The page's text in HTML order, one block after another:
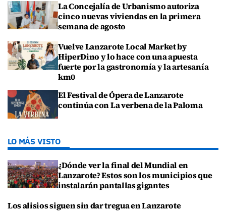
La Concejalía de Urbanismo autoriza
cinco nuevas viviendas en la primera
semana de agosto
Vuelve Lanzarote Local Market by
HiperDino y lo hace con una apuesta
fuerte por la gastronomía y la artesanía
km0
El Festival de Ópera de Lanzarote
continúa con La verbena de la Paloma
LO MÁS VISTO
¿Dónde ver la final del Mundial en
Lanzarote? Estos son los municipios que
instalarán pantallas gigantes
Los alisios siguen sin dar tregua en Lanzarote